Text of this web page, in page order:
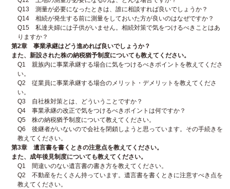
Q13 測量が必要になったときは、誰に相談すれば良いでしょうか？
Q14 相続が発生する前に測量をしておいた方が良いのはなぜですか？
Q15 私達夫婦には子供がいません。相続対策で気をつけるべきことはあ
りますか？
第2章 事業承継はどう進めれば良いでしょうか？
また、新設された株の納税猶予制度についても教えてください。
Q1 親族内に事業承継する場合に気をつけるべきポイントを教えてくださ
い。
Q2 従業員に事業承継する場合のメリット・デメリットを教えてくださ
い。
Q3 自社株対策とは、どういうことですか？
Q4 事業承継の改正で気をつけるべきポイントは何ですか？
Q5 株の納税猶予制度について教えてください。
Q6 後継者がいないので会社を閉鎖しようと思っています。その手続きを
教えてください。
第3章 遺言書を書くときの注意点を教えてください。
また、成年後見制度についても教えてください。
Q1 間違いのない遺言書の書き方を教えてください。
Q2 不動産をたくさん持っています。遺言書を書くときに注意すべき点を
教えてください。